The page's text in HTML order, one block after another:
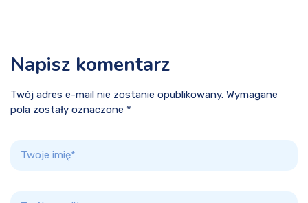
Napisz komentarz
Twój adres e-mail nie zostanie opublikowany. Wymagane
pola zostały oznaczone *